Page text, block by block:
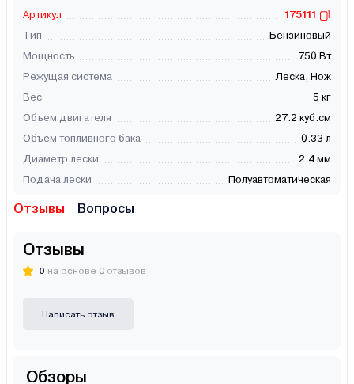
Артикул
175111
Тип
Бензиновый
Мощность
750 Вт
Режущая система
Леска, Нож
Вес
5 кг
Объем двигателя
27.2 куб.см
Объем топливного бака
0.33 л
Диаметр лески
2.4 мм
Подача лески
Полуавтоматическая
Отзывы Вопросы
Отзывы
0 на основе 0 отзывов
Написать отзыв
Обзоры